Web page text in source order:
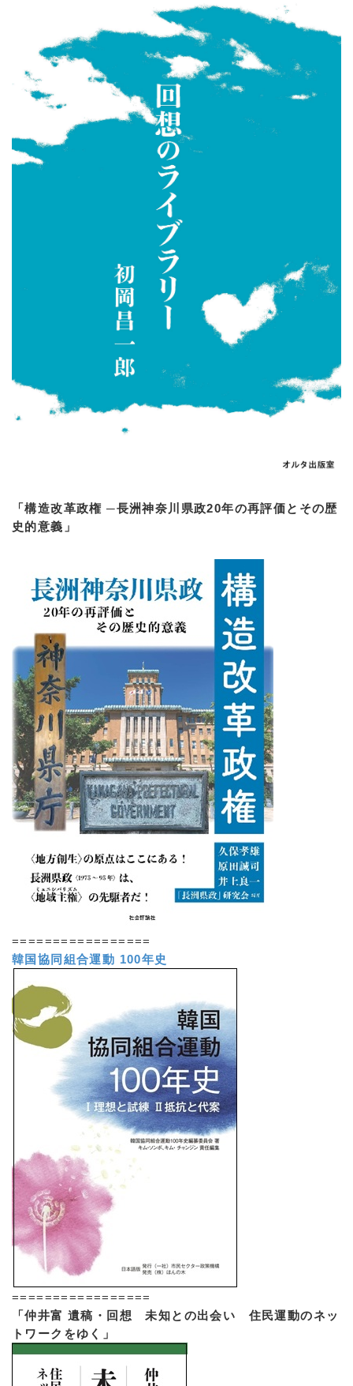
「構造改革政権 ─長洲神奈川県政20年の再評価とその歴
史的意義」
=================
韓国協同組合運動 100年史
=================
「仲井富 遺稿・回想 未知との出会い 住民運動のネッ
トワークをゆく」